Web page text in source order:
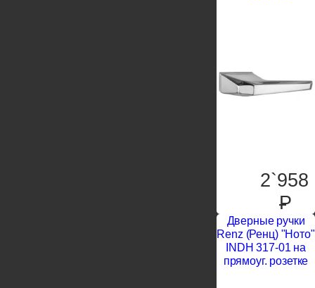
2`958
P
Дверные ручки
Renz (Ренц) "Ното"
INDH 317-01 на
прямоуг. розетке